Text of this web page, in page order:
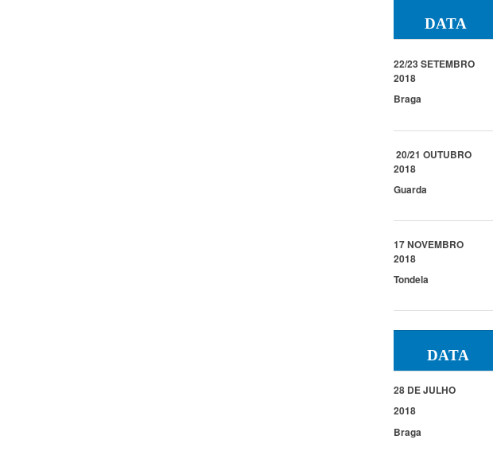
DATA
22/23 SETEMBRO
2018
Braga
20/21 OUTUBRO
2018
Guarda
17 NOVEMBRO
2018
Tondela
DATA
28 DE JULHO
2018
Braga